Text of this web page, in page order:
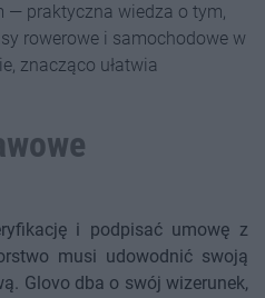
— praktyczna wiedza o tym,
rowerowe i samochodowe w
znacząco ułatwia
i podpisać umowę z
musi udowodnić swoją
Glovo dba o swój wizerunek,